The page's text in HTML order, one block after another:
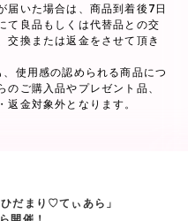
届いた場合は、商品到着後7日
て良品もしくは代替品との交
交換または返金をさせて頂き
使用感の認められる商品につ
ご購入品やプレゼント品、
金対象外となります。
だまり♡てぃあら」